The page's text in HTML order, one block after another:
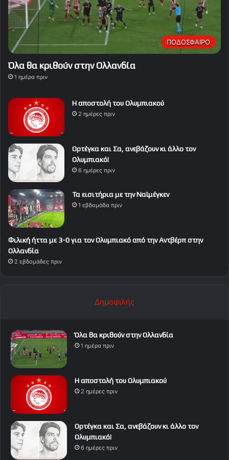
ΠΟΔΟΣΦΑΙΡΟ
Όλα θα κριθούν στην Ολλανδία
1 ημέρα πριν
Η αποστολή του Ολυμπιακού
2 ημέρες πριν
Ορτέγκα και Σα, ανεβάζουν κι άλλο τον
Ολυμπιακό!
6 ημέρες πριν
Τα εισιτήρια με την Ναϊμέγκεν
1 εβδομάδα πριν
Φιλική ήττα με 3-0 για τον Ολυμπιακό από την Αντβέρπ στην
Ολλανδία
2 εβδομάδες πριν
Δημοφιλής
Όλα θα κριθούν στην Ολλανδία
1 ημέρα πριν
Η αποστολή του Ολυμπιακού
2 ημέρες πριν
Ορτέγκα και Σα, ανεβάζουν κι άλλο τον
Ολυμπιακό!
6 ημέρες πριν